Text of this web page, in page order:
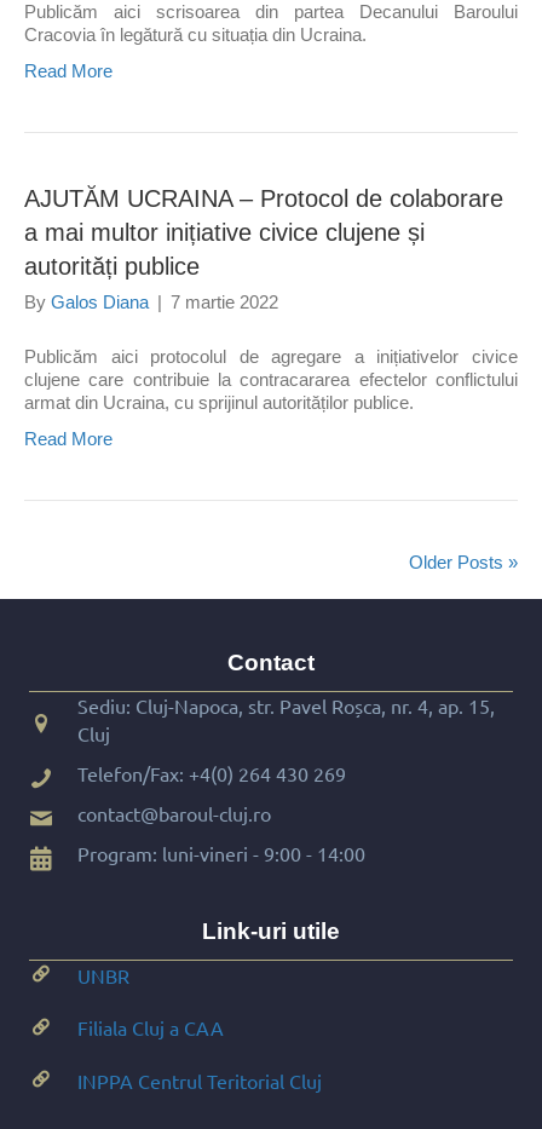
Publicăm aici scrisoarea din partea Decanului Baroului
Cracovia în legătură cu situația din Ucraina.
Read More
AJUTĂM UCRAINA – Protocol de colaborare
a mai multor inițiative civice clujene și
autorități publice
By Galos Diana | 7 martie 2022
Publicăm aici protocolul de agregare a inițiativelor civice
clujene care contribuie la contracararea efectelor conflictului
armat din Ucraina, cu sprijinul autorităților publice.
Read More
Older Posts »
Contact
Sediu: Cluj-Napoca, str. Pavel Roșca, nr. 4, ap. 15,
Cluj
Telefon/Fax: +4(0) 264 430 269
contact@baroul-cluj.ro
Program: luni-vineri - 9:00 - 14:00
Link-uri utile
UNBR
Filiala Cluj a CAA
INPPA Centrul Teritorial Cluj